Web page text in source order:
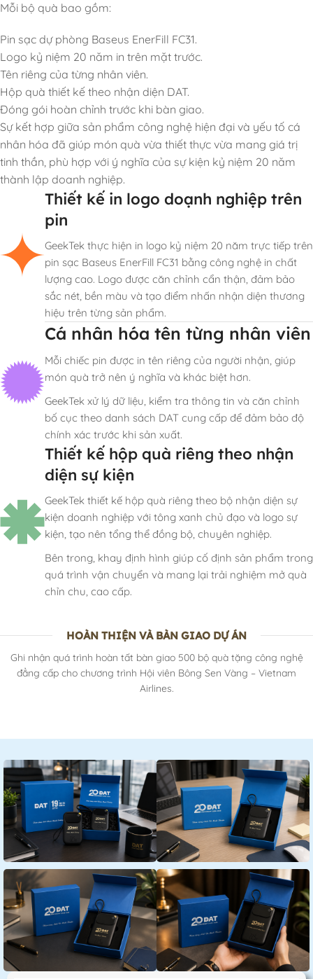
Mỗi bộ quà bao gồm:
Pin sạc dự phòng Baseus EnerFill FC31.
Logo kỷ niệm 20 năm in trên mặt trước.
Tên riêng của từng nhân viên.
Hộp quà thiết kế theo nhận diện DAT.
Đóng gói hoàn chỉnh trước khi bàn giao.
Sự kết hợp giữa sản phẩm công nghệ hiện đại và yếu tố cá
nhân hóa đã giúp món quà vừa thiết thực vừa mang giá trị
tinh thần, phù hợp với ý nghĩa của sự kiện kỷ niệm 20 năm
thành lập doanh nghiệp.
Thiết kế in logo doạnh nghiệp trên
pin
GeekTek thực hiện in logo kỷ niệm 20 năm trực tiếp trên
pin sạc Baseus EnerFill FC31 bằng công nghệ in chất
lượng cao. Logo được căn chỉnh cẩn thận, đảm bảo
sắc nét, bền màu và tạo điểm nhấn nhận diện thương
hiệu trên từng sản phẩm.
Cá nhân hóa tên từng nhân viên
Mỗi chiếc pin được in tên riêng của người nhận, giúp
món quà trở nên ý nghĩa và khác biệt hơn.
GeekTek xử lý dữ liệu, kiểm tra thông tin và căn chỉnh
bố cục theo danh sách DAT cung cấp để đảm bảo độ
chính xác trước khi sản xuất.
Thiết kế hộp quà riêng theo nhận
diện sự kiện
GeekTek thiết kế hộp quà riêng theo bộ nhận diện sự
kiện doanh nghiệp với tông xanh chủ đạo và logo sự
kiện, tạo nên tổng thể đồng bộ, chuyên nghiệp.
Bên trong, khay định hình giúp cố định sản phẩm trong
quá trình vận chuyển và mang lại trải nghiệm mở quà
chỉn chu, cao cấp.
HOÀN THIỆN VÀ BÀN GIAO DỰ ÁN
Ghi nhận quá trình hoàn tất bàn giao 500 bộ quà tặng công nghệ
đẳng cấp cho chương trình Hội viên Bông Sen Vàng – Vietnam
Airlines.